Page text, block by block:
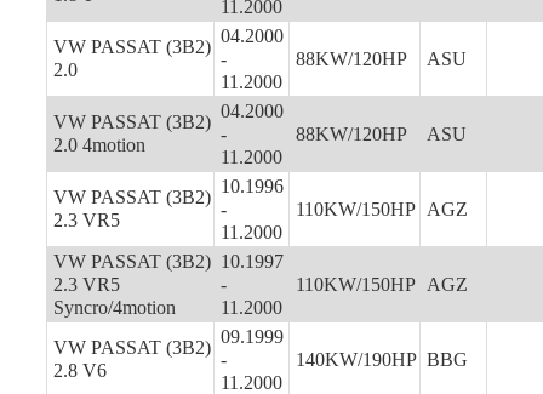
11.2000
VW PASSAT (3B2)
2.0
04.2000
-
11.2000
88KW/120HP ASU
VW PASSAT (3B2)
2.0 4motion
04.2000
-
11.2000
88KW/120HP ASU
VW PASSAT (3B2)
2.3 VR5
10.1996
-
11.2000
110KW/150HP AGZ
VW PASSAT (3B2)
2.3 VR5
Syncro/4motion
10.1997
-
11.2000
110KW/150HP AGZ
VW PASSAT (3B2)
2.8 V6
09.1999
-
11.2000
140KW/190HP BBG